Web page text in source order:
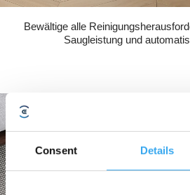
Consent Details
Bewältige alle
Saugleistung und